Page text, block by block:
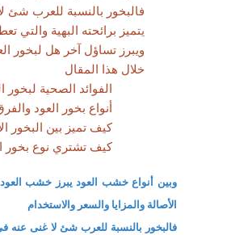
فالبخور بالنسبة للعرب شئ
يتميز برائحته البهية
ويبرز تساؤل آخر هل لبخور
خلال هذا المقال
الفوائد الصحية لبخور
أنواع بخور العود
كيف تميز بين البخور
كيف تشتري نوع بخور
وبين أنواع خشب العود يبرز خشب العود
الأصالة والمزايا والسعر والاستخدام
فالبخور بالنسبة للعرب شئ لا غنى عنه